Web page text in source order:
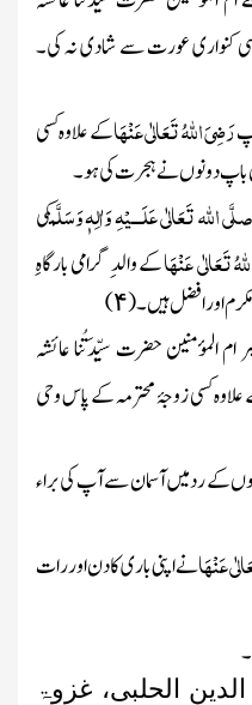
کنواری عورت سے شادی نہ کی۔
رَضِیَ اللہُ تَعَالٰی عَنْہَاکے علاوہ کسی
دونوں نے ہجرت کی ہو۔
صلَّی اللہ تَعَالٰی عَلَـــیْہِ وَاٰلِہٖ وَسَلَّمکی
تَعَالٰی عَنْہَاکے والد ِ گرامی بارگاہِ
اور افضل ہیں۔(۴)
پر ام المؤمنین حضرت سیِّدَتُنا عائشہ
کسی زوجۂ محترمہ کے پاس وحی
کے رد میں آسمان سے آپ کی براء
عَنْہَانے اپنی باری کا دن اور رات
الدین الحلبی، غزوۃ